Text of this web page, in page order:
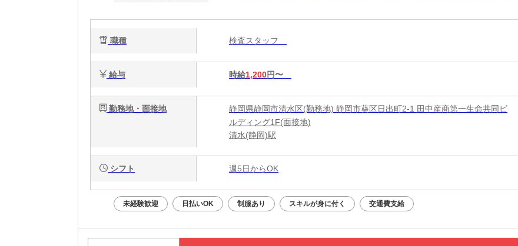
職種 検査スタッフ
給与 時給1,200円〜
勤務地・面接地
静岡県静岡市清水区(勤務地) 静岡市葵区日出町2-1 田中産商第一生命共同ビ
ルディング1F(面接地)
清水(静岡)駅
シフト 週5日からOK
未経験歓迎 日払いOK 制服あり スキルが身に付く 交通費支給